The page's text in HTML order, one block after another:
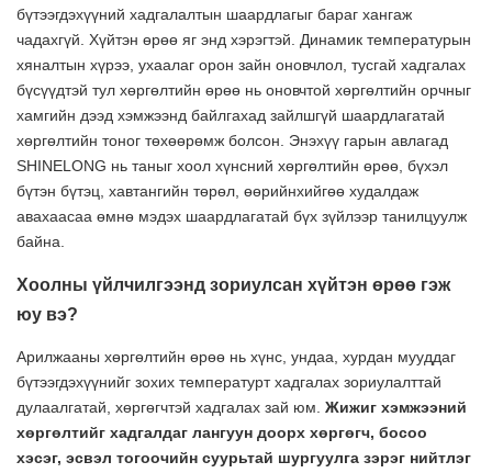
бүтээгдэхүүний хадгалалтын шаардлагыг бараг хангаж
чадахгүй. Хүйтэн өрөө яг энд хэрэгтэй. Динамик температурын
хяналтын хүрээ, ухаалаг орон зайн оновчлол, тусгай хадгалах
бүсүүдтэй тул хөргөлтийн өрөө нь оновчтой хөргөлтийн орчныг
хамгийн дээд хэмжээнд байлгахад зайлшгүй шаардлагатай
хөргөлтийн тоног төхөөрөмж болсон. Энэхүү гарын авлагад
SHINELONG нь таныг хоол хүнсний хөргөлтийн өрөө, бүхэл
бүтэн бүтэц, хавтангийн төрөл, өөрийнхийгөө худалдаж
авахаасаа өмнө мэдэх шаардлагатай бүх зүйлээр танилцуулж
байна.
Хоолны үйлчилгээнд зориулсан хүйтэн өрөө гэж
юу вэ?
Арилжааны хөргөлтийн өрөө нь хүнс, ундаа, хурдан мууддаг
бүтээгдэхүүнийг зохих температурт хадгалах зориулалттай
дулаалгатай, хөргөгчтэй хадгалах зай юм. Жижиг хэмжээний
хөргөлтийг хадгалдаг лангуун доорх хөргөгч, босоо
хэсэг, эсвэл тогоочийн суурьтай шургуулга зэрэг нийтлэг